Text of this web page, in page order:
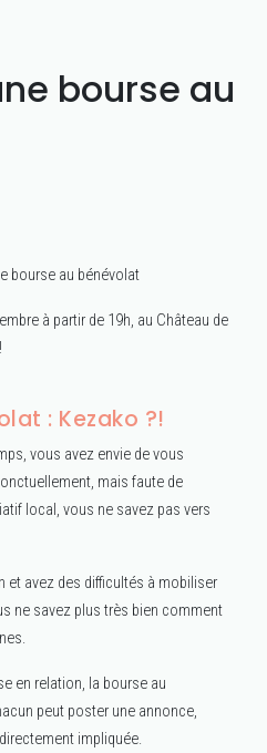
bourse au
bourse au bénévolat
à partir de 19h, au Château de
: Kezako ?!
vous avez envie de vous
mais faute de
local, vous ne savez pas vers
et avez des difficultés à mobiliser
ne savez plus très bien comment
en relation, la bourse au
peut poster une annonce,
impliquée.